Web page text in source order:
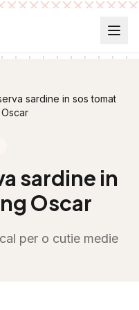
sardine in sos tomat
sardine in
Oscar
per o cutie medie